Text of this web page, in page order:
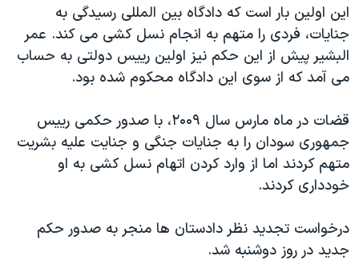
علم و فناوری
اسرائیل در جنگ
گالری عکس
رمز مهسا
ورزش زنان در ایران
اعتراضات زن، زندگی، آزادی
تریبونال مردمی آبان ۹۸
دادگاه حمید نوری
چهل سال گروگان‌گیری
اعتراضات مردمی آبان ۹۸
زبانهای مختلف
این اولین بار است که دادگاه بین المللی رسیدگی به
جنایات، فردی را متهم به انجام نسل کشی می کند. عمر
البشیر پیش از این حکم نیز اولین رییس دولتی به حساب
می آمد که از سوی این دادگاه محکوم شده بود.
قضات در ماه مارس سال ۲۰۰۹، با صدور حکمی رییس
جمهوری سودان را به جنایات جنگی و جنایت علیه بشریت
متهم کردند اما از وارد کردن اتهام نسل کشی به او
خودداری کردند.
درخواست تجدید نظر دادستان ها منجر به صدور حکم
جدید در روز دوشنبه شد.